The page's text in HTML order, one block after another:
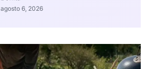
agosto 6, 2026